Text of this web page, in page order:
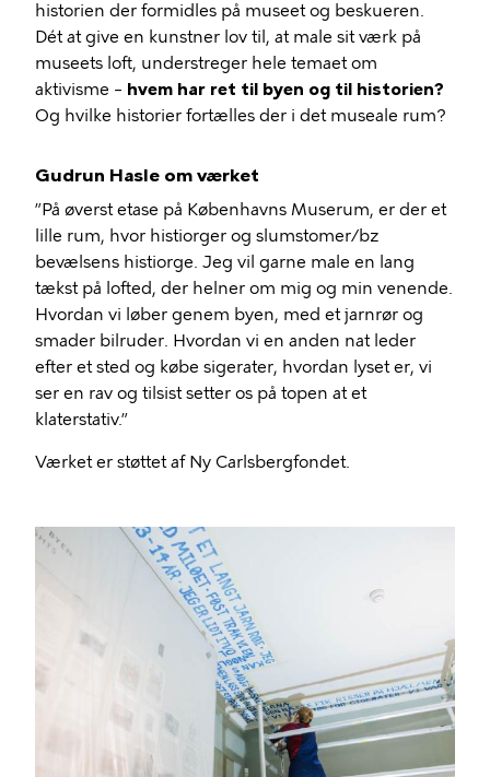
historien der formidles på museet og beskueren.
Dét at give en kunstner lov til, at male sit værk på
museets loft, understreger hele temaet om
aktivisme – hvem har ret til byen og til historien?
Og hvilke historier fortælles der i det museale rum?
Gudrun Hasle om værket
”På øverst etase på Københavns Muserum, er der et
lille rum, hvor histiorger og slumstomer/bz
bevælsens histiorge. Jeg vil garne male en lang
tækst på lofted, der helner om mig og min venende.
Hvordan vi løber genem byen, med et jarnrør og
smader bilruder. Hvordan vi en anden nat leder
efter et sted og købe sigerater, hvordan lyset er, vi
ser en rav og tilsist setter os på topen at et
klaterstativ.”
Værket er støttet af Ny Carlsbergfondet.
Billede